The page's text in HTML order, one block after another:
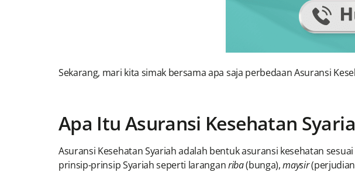
Sekarang, mari kita simak bersama apa saja perbedaan Asuransi
Apa Itu Asuransi Kesehatan
Asuransi Kesehatan Syariah adalah bentuk asuransi kesehatan
prinsip-prinsip Syariah seperti laranganriba(bunga),maysir